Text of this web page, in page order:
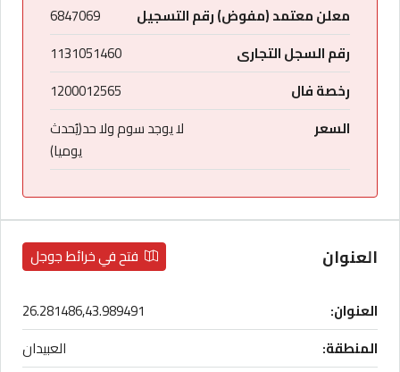
معلن معتمد (مفوض) رقم التسجيل
6847069
رقم السجل التجارى
1131051460
رخصة فال
1200012565
السعر
لا يوجد سوم ولا حد(يُحدث
يوميا)
العنوان فتح في خرائط جوجل
العنوان:
26.281486,43.989491
المنطقة:
العبيدان